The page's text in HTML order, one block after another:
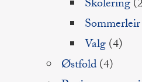
Skolering
Sommerleir
Valg(4)
Østfold(4)